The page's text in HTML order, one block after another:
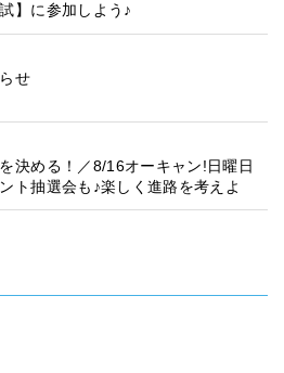
】に参加しよう♪
せ
決める！／8/16オーキャン!日曜日
ト抽選会も♪楽しく進路を考えよ